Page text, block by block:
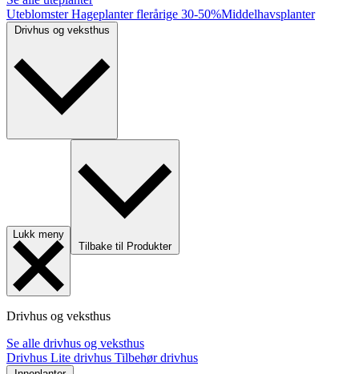
UteblomsterHageplanter flerårige 30-50%Middelhavsplanter
Lukk meny
Tilbake til Produkter
Drivhus og veksthus
Se alle drivhus og veksthus
Drivhus Lite drivhus Tilbehør drivhus